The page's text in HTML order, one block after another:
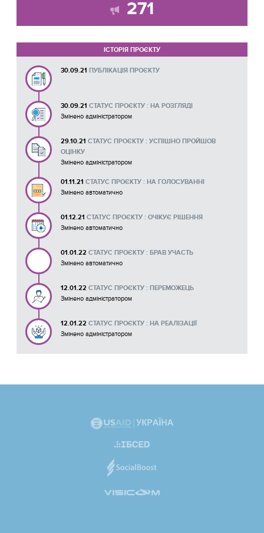
271
ІСТОРІЯ ПРОЄКТУ
30.09.21 ПУБЛІКАЦІЯ ПРОЄКТУ
30.09.21 СТАТУС ПРОЄКТУ : НА РОЗГЛЯДІ
Змінено адміністратором
29.10.21 СТАТУС ПРОЄКТУ : УСПІШНО ПРОЙШОВ
ОЦІНКУ
Змінено адміністратором
01.11.21 СТАТУС ПРОЄКТУ : НА ГОЛОСУВАННІ
Змінено автоматично
01.12.21 СТАТУС ПРОЄКТУ : ОЧІКУЄ РІШЕННЯ
Змінено автоматично
01.01.22 СТАТУС ПРОЄКТУ : БРАВ УЧАСТЬ
Змінено автоматично
12.01.22 СТАТУС ПРОЄКТУ : ПЕРЕМОЖЕЦЬ
Змінено адміністратором
12.01.22 СТАТУС ПРОЄКТУ : НА РЕАЛІЗАЦІЇ
Змінено адміністратором